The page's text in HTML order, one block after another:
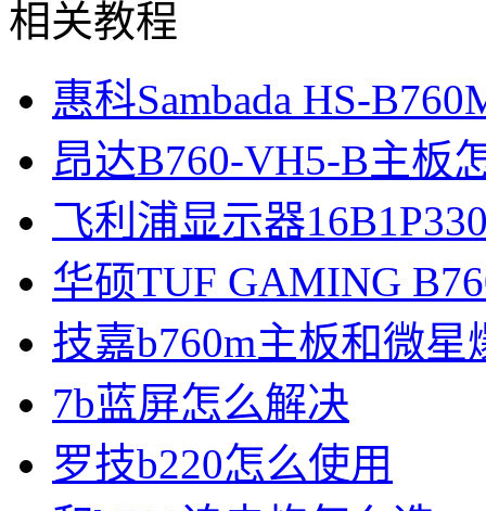
相关教程
惠科Sambada HS-
昂达B760-VH5-B主板
飞利浦显示器
华硕TUF GAMING
技嘉b760m主板和微星
7b蓝屏怎么解决
罗技b220怎么使用